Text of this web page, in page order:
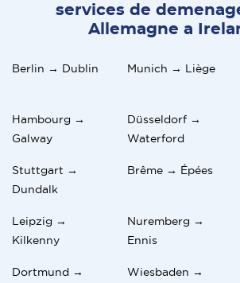
services de
Allemagne a
Berlin → Dublin Munich → Liège
Hambourg →
Galway
Düsseldorf →
Waterford
Stuttgart →
Dundalk
Brême → Épées
Leipzig →
Kilkenny
Nuremberg →
Ennis
Dortmund →
Wiesbaden →